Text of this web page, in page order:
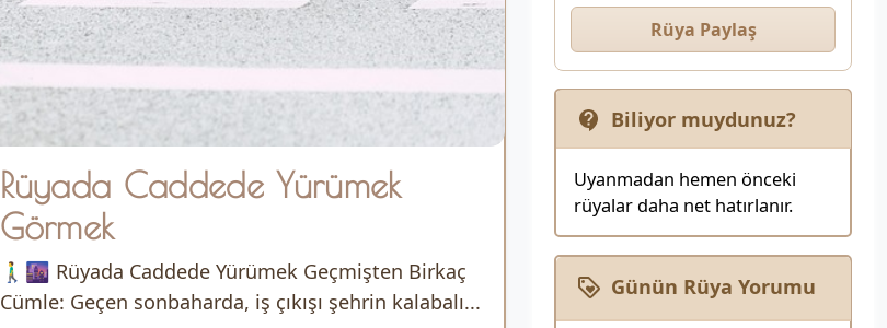
Rüyada Caddede Yürümek
Görmek
🚶‍♂️🌆 Rüyada Caddede Yürümek Geçmişten Birkaç
Cümle: Geçen sonbaharda, iş çıkışı şehrin kalabalı...
Rüya Paylaş
Biliyor muydunuz?
Uyanmadan hemen önceki
rüyalar daha net hatırlanır.
Günün Rüya Yorumu